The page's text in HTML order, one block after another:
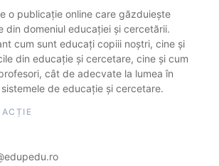
o publicație online care găzduiește
din domeniul educației și cercetării.
cum sunt educați copiii noștri, cine și
din educație și cercetare, cine și cum
cât de adecvate la lumea în
de educație și cercetare.